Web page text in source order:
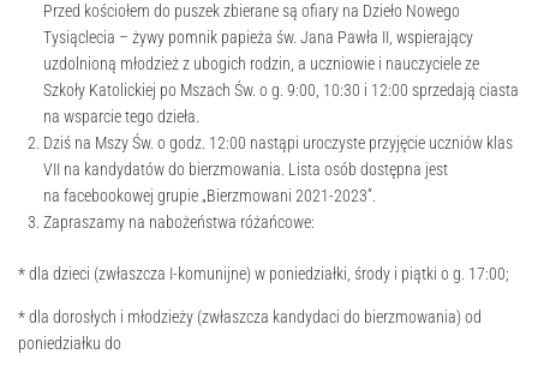
Przed kościołem do puszek zbierane są ofiary na Dzieło Nowego
Tysiąclecia – żywy pomnik papieża św. Jana Pawła II, wspierający
uzdolnioną młodzież z ubogich rodzin, a uczniowie i nauczyciele ze
Szkoły Katolickiej po Mszach Św. o g. 9:00, 10:30 i 12:00 sprzedają ciasta
na wsparcie tego dzieła.
Dziś na Mszy Św. o godz. 12:00 nastąpi uroczyste przyjęcie uczniów klas
VII na kandydatów do bierzmowania. Lista osób dostępna jest
na facebookowej grupie „Bierzmowani 2021-2023”.
Zapraszamy na nabożeństwa różańcowe:
* dla dzieci (zwłaszcza I-komunijne) w poniedziałki, środy i piątki o g. 17:00;
* dla dorosłych i młodzieży (zwłaszcza kandydaci do bierzmowania) od
poniedziałku do